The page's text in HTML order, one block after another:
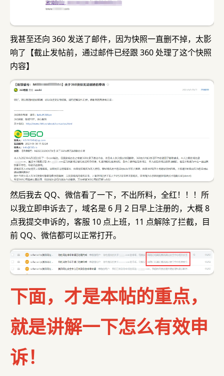
我甚至还向 360 发送了邮件，因为快照一直删不掉，太影
响了【截止发帖前，通过邮件已经跟 360 处理了这个快照
内容】
然后我去 QQ、微信看了一下，不出所料，全红！！！所
以我立即申诉去了，域名是 6 月 2 日早上注册的，大概 8
点我提交申诉的，客服 10 点上班，11 点解除了拦截，目
前 QQ、微信都可以正常打开。
下面，才是本帖的重点，
就是讲解一下怎么有效申
诉！